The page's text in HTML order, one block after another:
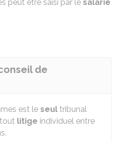
peut être saisi par le salarié
de
est le seul tribunal
litige individuel entre